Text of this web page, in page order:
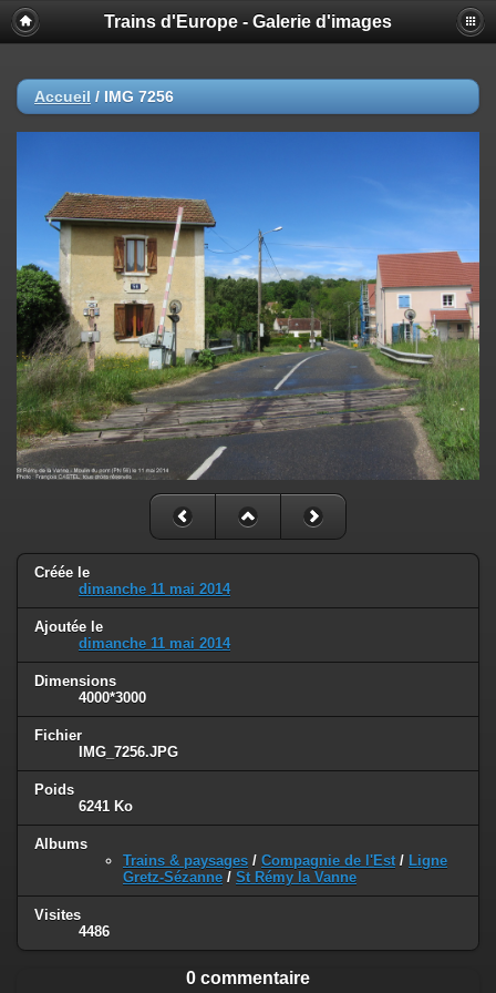
Trains d'Europe - Galerie d'images
Accueil / IMG 7256
Créée le
dimanche 11 mai 2014
Ajoutée le
dimanche 11 mai 2014
Dimensions
4000*3000
Fichier
IMG_7256.JPG
Poids
6241 Ko
Albums
Trains & paysages / Compagnie de l'Est / Ligne
Gretz-Sézanne / St Rémy la Vanne
Visites
4486
0 commentaire